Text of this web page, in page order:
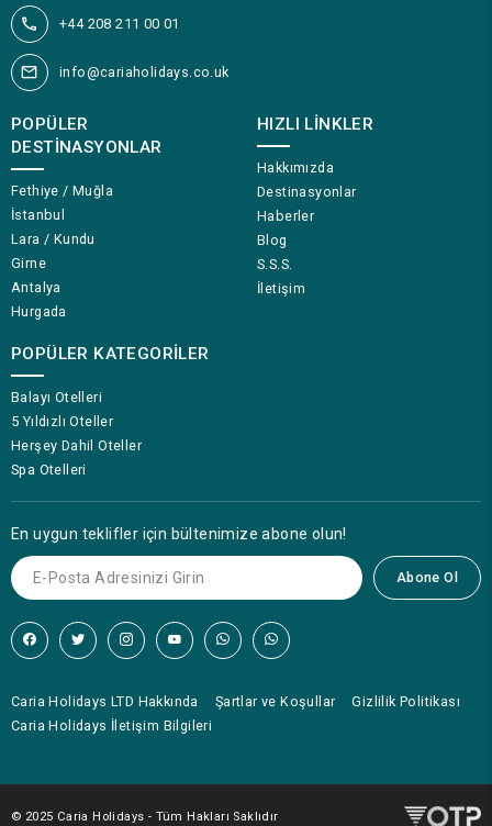
+44 208 211 00 01
info@cariaholidays.co.uk
POPÜLER
DESTINASYONLAR
Fethiye / Muğla
İstanbul
Lara / Kundu
Girne
Antalya
Hurgada
POPÜLER KATEGORILER
Balayı Otelleri
5 Yıldızlı Oteller
Herşey Dahil Oteller
Spa Otelleri
HIZLI LINKLER
Hakkımızda
Destinasyonlar
Haberler
Blog
S.S.S.
İletişim
En uygun teklifler için bültenimize abone olun!
Abone Ol
Caria Holidays LTD Hakkında Şartlar ve Koşullar
Gizlilik Politikası
Caria Holidays İletişim Bilgileri
© 2025 Caria Holidays - Tüm Hakları Saklıdır